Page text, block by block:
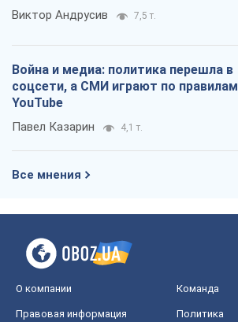
Виктор Андрусив 7,5 т.
Война и медиа: политика перешла в
соцсети, а СМИ играют по правилам
YouTube
Павел Казарин 4,1 т.
Все мнения
О компании Команда
Правовая информация
Политика